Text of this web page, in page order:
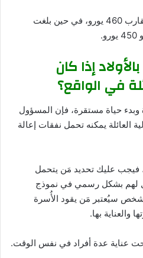
يبلغ الحد الأدنى لعام 2019 ما يقارب 460 يورو، في حين بلغت
إذا كان
في الواقع؟
وبدء حياة مستقرة، فإن المسؤول
يمكنه تحمل نفقات إعالة
فيجب عليك تحديد مَن يتحمل
لهم بشكل رسمي في نموذج
سيُعتبر مَن يقود الأُسرة
والعناية بها.
عناية عدة أفراد في نفس الوقت.